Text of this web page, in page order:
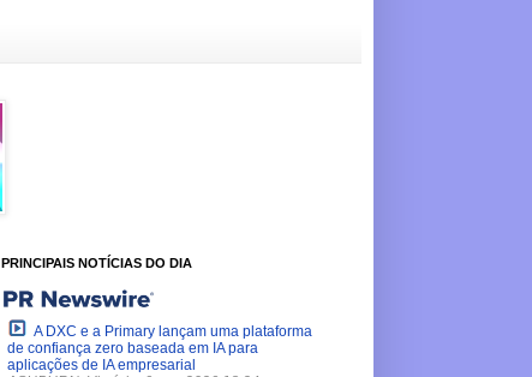
PRINCIPAIS NOTÍCIAS DO DIA
A DXC e a Primary lançam uma plataforma
de confiança zero baseada em IA para
aplicações de IA empresarial